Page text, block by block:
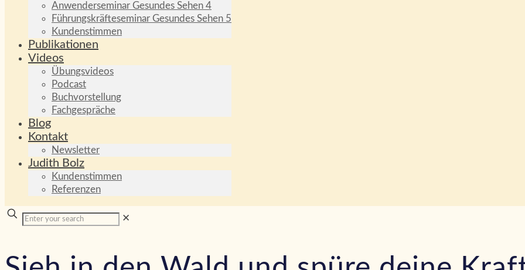
Anwenderseminar Gesundes Sehen 4
Führungskräfteseminar Gesundes Sehen 5
Kundenstimmen
Publikationen
Videos
Übungsvideos
Podcast
Buchvorstellung
Fachgespräche
Blog
Kontakt
Newsletter
Judith Bolz
Kundenstimmen
Referenzen
✕